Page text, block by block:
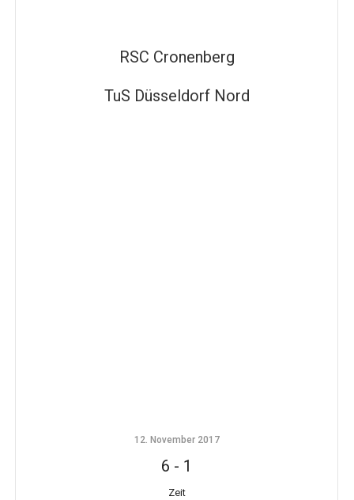
RSC Cronenberg
TuS Düsseldorf Nord
12. November 2017
6 - 1
Zeit